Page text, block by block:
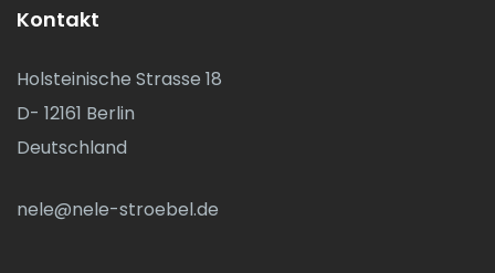
Kontakt
Holsteinische Strasse 18
D- 12161 Berlin
Deutschland
nele@nele-stroebel.de